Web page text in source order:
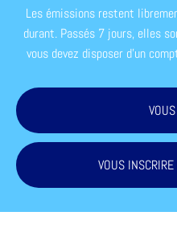
Les émissions restent
durant. Passés 7 jours, elles
vous devez disposer d'un
VOUS